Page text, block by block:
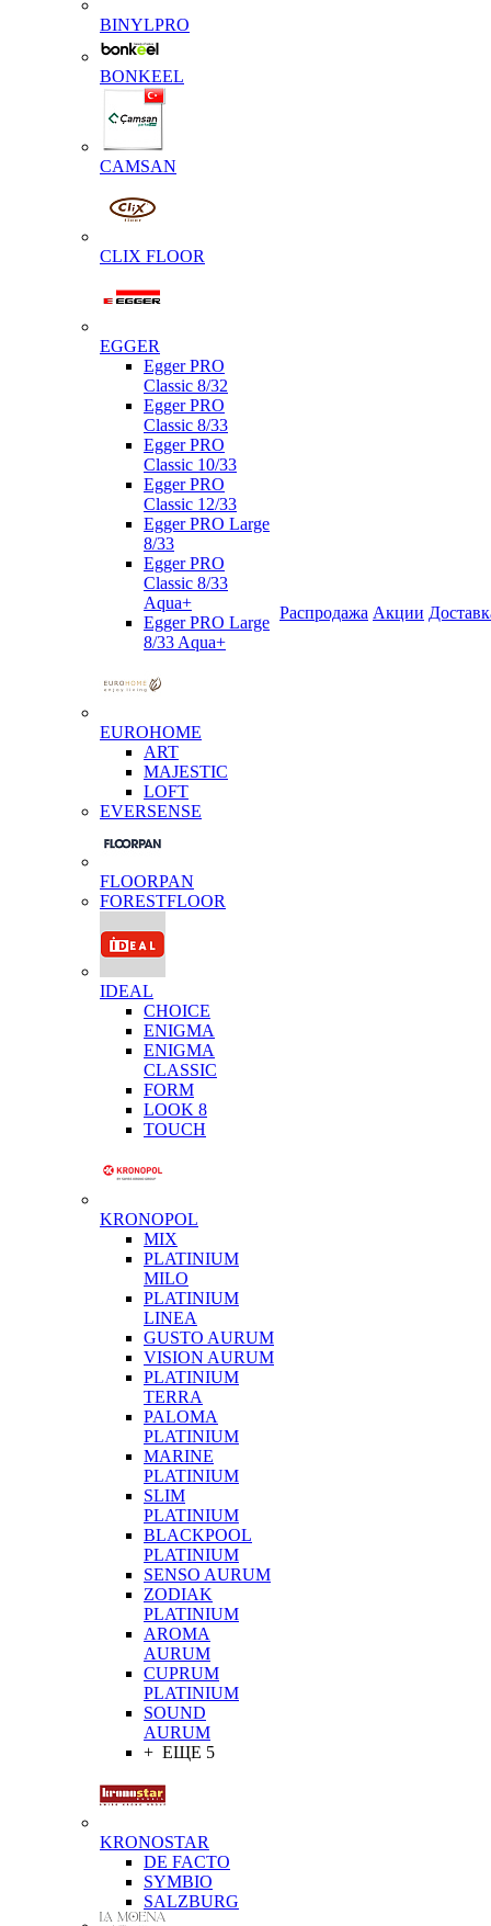
BINYLPRO
BONKEEL
CAMSAN
CLIX FLOOR
EGGER
Egger PRO
Classic 8/32
Egger PRO
Classic 8/33
Egger PRO
Classic 10/33
Egger PRO
Classic 12/33
Egger PRO Large
8/33
Egger PRO
Classic 8/33
Aqua+
Egger PRO Large
8/33 Aqua+
EUROHOME
ART
MAJESTIC
LOFT
EVERSENSE
FLOORPAN
FORESTFLOOR
IDEAL
CHOICE
ENIGMA
ENIGMA
CLASSIC
FORM
LOOK 8
TOUCH
KRONOPOL
MIX
PLATINIUM
MILO
PLATINIUM
LINEA
GUSTO AURUM
VISION AURUM
PLATINIUM
TERRA
PALOMA
PLATINIUM
MARINE
PLATINIUM
SLIM
PLATINIUM
BLACKPOOL
PLATINIUM
SENSO AURUM
ZODIAK
PLATINIUM
AROMA
AURUM
CUPRUM
PLATINIUM
SOUND
AURUM
+ ЕЩЕ 5
KRONOSTAR
DE FACTO
SYMBIO
SALZBURG
Распродажа Акции